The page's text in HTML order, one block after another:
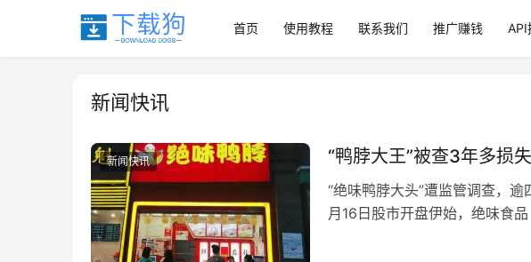
首页 使用教程 联系我们 推广赚钱 API
新闻快讯
新闻快讯 “鸭脖大王”被查3年多损
“绝味鸭脖大头”遭监管调查，
月16日股市开盘伊始，绝味食